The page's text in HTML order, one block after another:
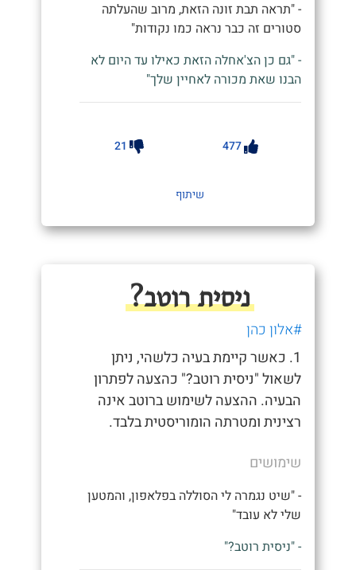
- "תראה תבת זונה הזאת, מרוב שהעלתה
סטורים זה כבר נראה כמו נקודות"
- "גם כן הצ'אחלה הזאת כאילו עד היום לא
הבנו שאת מכורה לאחיין שלך"
477
21
שיתוף
ניסית רוטב?
#אלון כהן
1. כאשר קיימת בעיה כלשהי, ניתן
לשאול "ניסית רוטב?" כהצעה לפתרון
הבעיה. ההצעה לשימוש ברוטב אינה
רצינית ומטרתה הומוריסטית בלבד.
שימושים
- "שיט נגמרה לי הסוללה בפלאפון, והמטען
שלי לא עובד"
- "ניסית רוטב?"